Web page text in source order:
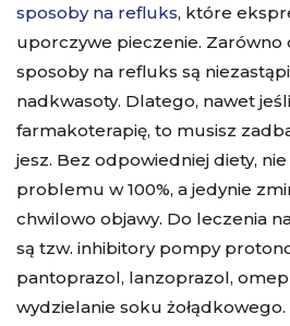
sposoby na refluks, które
uporczywe pieczenie. Zarówno
sposoby na refluks są
nadkwasoty. Dlatego, nawet
farmakoterapię, to musisz
jesz. Bez odpowiedniej diety,
problemu w 100%, a jedynie
chwilowo objawy. Do leczenia
są tzw. inhibitory pompy
pantoprazol, lanzoprazol,
wydzielanie soku żołądkowego.